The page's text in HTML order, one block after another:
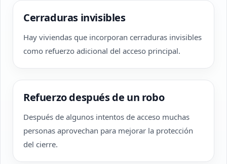
Cerraduras invisibles
Hay viviendas que incorporan cerraduras invisibles
como refuerzo adicional del acceso principal.
Refuerzo después de un robo
Después de algunos intentos de acceso muchas
personas aprovechan para mejorar la protección
del cierre.